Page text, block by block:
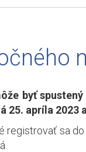
byť
apríla 2023
registrovať sa